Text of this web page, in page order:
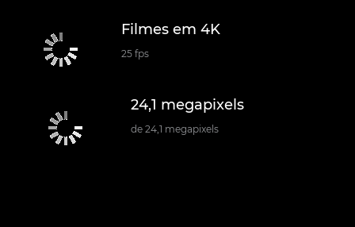
Filmes em 4K
25 fps
24,1 megapixels
de 24,1 megapixels